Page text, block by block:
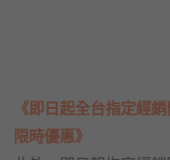
《即日起全台指定經
限時優惠》